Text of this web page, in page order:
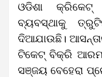
ଓଡିଶା
ବ୍ୟବସ୍ଥାକୁ
ଦିଆଯାଉଛି।
ଟିକେଟ୍ ବିକ୍ରି
ସଞ୍ଜୟ ବେହେରା